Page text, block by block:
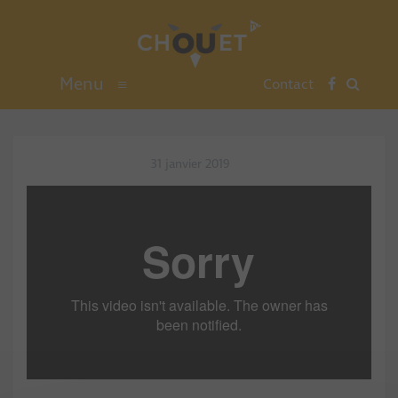
Menu ≡ Contact